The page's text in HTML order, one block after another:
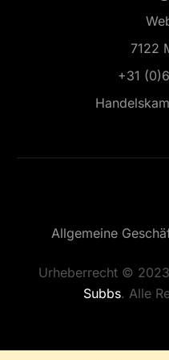
7122
+31
Urheberrecht ©
Subbs. Alle
Allgemeine